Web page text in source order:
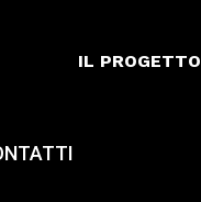
IL PROGETTO